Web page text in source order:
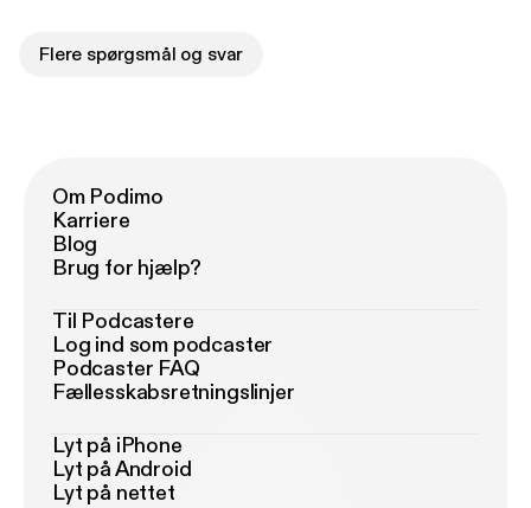
Flere spørgsmål og svar
Om Podimo
Karriere
Blog
Brug for hjælp?
Til Podcastere
Log ind som podcaster
Podcaster FAQ
Fællesskabsretningslinjer
Lyt på iPhone
Lyt på Android
Lyt på nettet